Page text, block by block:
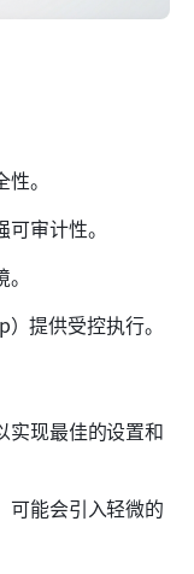
。
审计性。
提供受控执行。
实现最佳的设置和
可能会引入轻微的